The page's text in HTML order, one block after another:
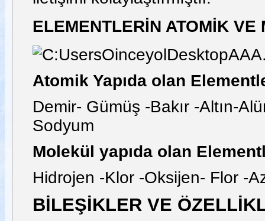
ELEMENTLERİN ATOMİK
Atomik Yapıda olan
Demir- Gümüş -Bakır -Altın-
Sodyum
Molekül yapıda olan
Hidrojen -Klor -Oksijen- Flor -
BİLEŞİKLER VE